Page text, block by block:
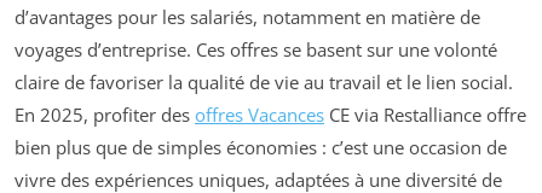
d’avantages pour les salariés, notamment en matière de
voyages d’entreprise. Ces offres se basent sur une volonté
claire de favoriser la qualité de vie au travail et le lien social.
En 2025, profiter des offres Vacances CE via Restalliance offre
bien plus que de simples économies : c’est une occasion de
vivre des expériences uniques, adaptées à une diversité de